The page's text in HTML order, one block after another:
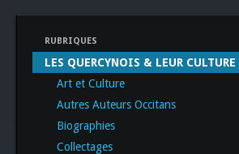
RUBRIQUES
LES QUERCYNOIS & LEUR CULTURE
Art et Culture
Autres Auteurs Occitans
Biographies
Collectages